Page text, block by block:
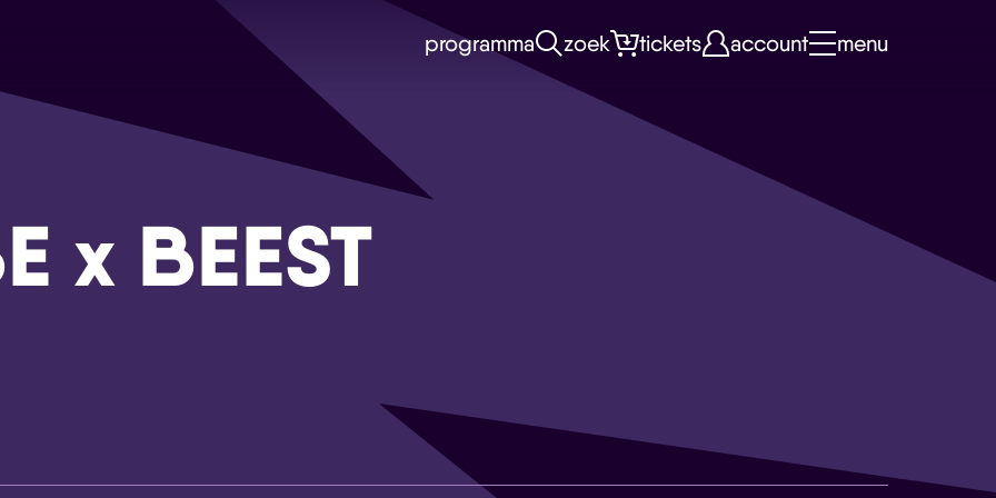
programma zoek tickets account menu
x BEEST